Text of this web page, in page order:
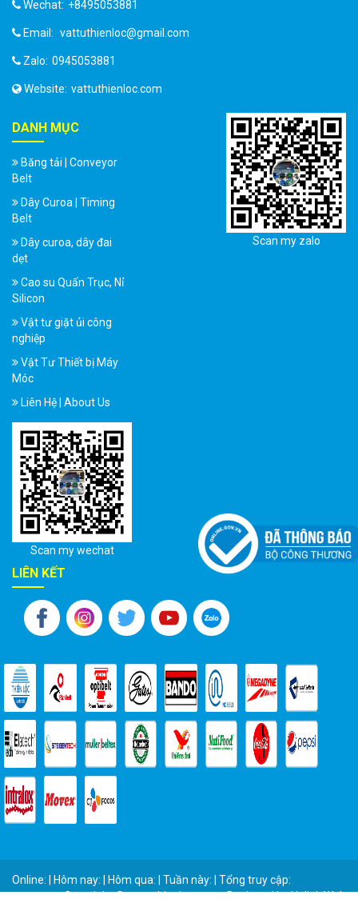
Wechat: +8495053881
Email: vattuthienloc@gmail.com
Zalo: 0945053881
Website: vattuthienloc.com
DANH MỤC
Băng tải | Conveyor
Belt
Dây Curoa | Timing
Belt
Dây curoa, dây đai
dẹt
Cao su Quấn Trục, Nỉ
Silicon
Vật tư giặt ủi công
nghiệp
Vật Tư Thiết bị Máy
Móc
Liên Hệ | About Us
Scan my zalo
Scan my wechat
LIÊN KẾT
Online: | Hôm nay: | Hôm qua: | Tuần này: | Tổng truy cập:
Copyright © vattuthienloc.com - Designed byHalink Web